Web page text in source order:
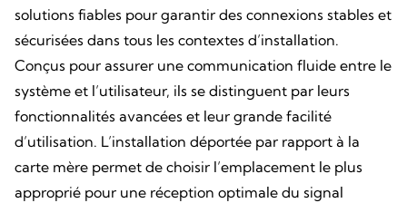
solutions fiables pour garantir des connexions stables et
sécurisées dans tous les contextes d’installation.
Conçus pour assurer une communication fluide entre le
système et l’utilisateur, ils se distinguent par leurs
fonctionnalités avancées et leur grande facilité
d’utilisation. L’installation déportée par rapport à la
carte mère permet de choisir l’emplacement le plus
approprié pour une réception optimale du signal